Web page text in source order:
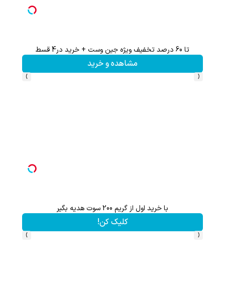
تا 60 درصد تخفیف ویژه جین وست + خرید در4 قسط
مشاهده و خرید
‹
›
با خرید اول از گریم 200 سوت هدیه بگیر
کلیک کن!
‹
›